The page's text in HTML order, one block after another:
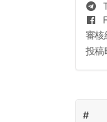
審核
投稿
#